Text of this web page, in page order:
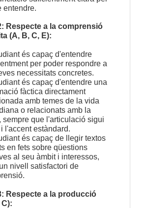
entendre.
Respecte a la comprensió
(A, B, C, E):
és capaç d'entendre
per poder respondre a
necessitats concretes.
és capaç d'entendre una
fàctica directament
amb temes de la vida
o relacionats amb la
sempre que l'articulació sigui
l'accent estàndard.
és capaç de llegir textos
en fets sobre qüestions
al seu àmbit i interessos,
nivell satisfactori de
Respecte a la producció